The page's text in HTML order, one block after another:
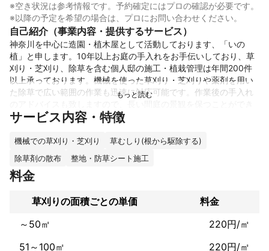
※空き状況は参考情報です。予約確定にはプロの確認が必要です。
※以降の予定を希望の場合は、プロにお問い合わせください。
自己紹介（事業内容・提供するサービス）
神奈川を中心に造園・植木屋として活動しております、「いの
植」と申します。10年以上お庭の手入れをお手伝いしており、草
刈り・芝刈り、除草を含む個人邸の施工・植栽管理は年間200件
以上承っております。機械を使った草刈り・芝刈りや薬剤を用い
た除草で広い範囲の作業も迅速に対応可能です。作業後の手入れ
ます。写真などをいただくことで現地調査をせずにお見積り致し
お困りのことがございましたら、お気軽にご相談ください。
これまでの実績
す。
で、プロの目線と技術で作業を行います。
依頼も多くいただいております。
サービス内容・特徴
機械での草刈り・芝刈り
草むしり(根から駆除する)
除草剤の散布
整地・防草シート施工
料金
草刈りの面積ごとの単価
料金
～50㎡
220円/㎡
51～100㎡
220円/㎡